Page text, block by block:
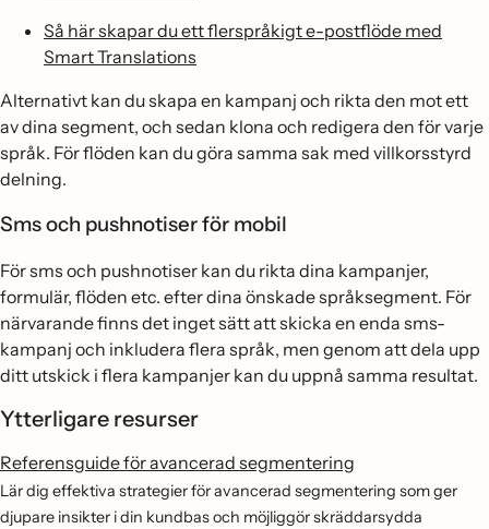
Så här skapar du ett flerspråkigt e-postflöde med
Smart Translations
Alternativt kan du skapa en kampanj och rikta den mot ett
av dina segment, och sedan klona och redigera den för varje
språk. För flöden kan du göra samma sak med villkorsstyrd
delning.
Sms och pushnotiser för mobil
För sms och pushnotiser kan du rikta dina kampanjer,
formulär, flöden etc. efter dina önskade språksegment. För
närvarande finns det inget sätt att skicka en enda sms-
kampanj och inkludera flera språk, men genom att dela upp
ditt utskick i flera kampanjer kan du uppnå samma resultat.
Ytterligare resurser
Referensguide för avancerad segmentering
Lär dig effektiva strategier för avancerad segmentering som ger
djupare insikter i din kundbas och möjliggör skräddarsydda